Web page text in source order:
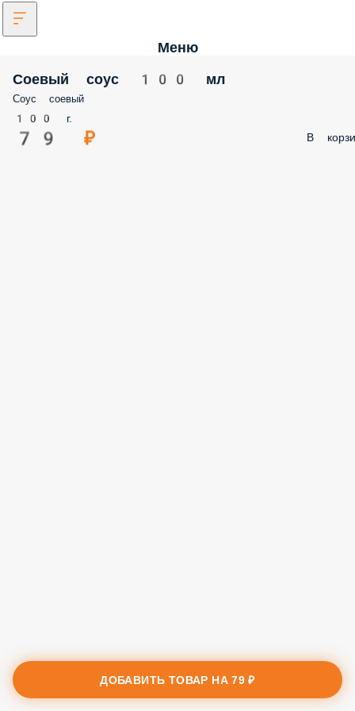
Меню
Соевый соус 100 мл
Соус соевый
100 г.
79 ₽ В
ДОБАВИТЬ ТОВАР НА79 ₽